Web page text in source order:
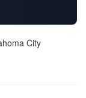
City